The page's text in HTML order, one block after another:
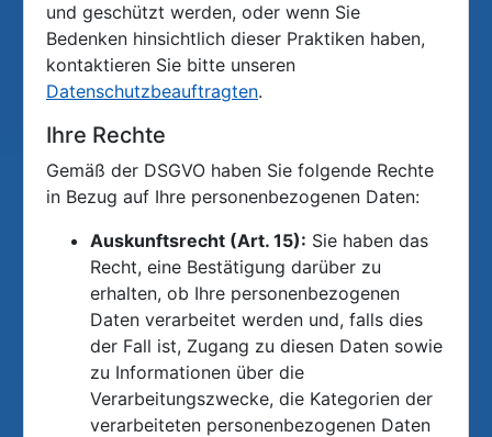
und geschützt werden, oder wenn Sie
Bedenken hinsichtlich dieser Praktiken haben,
kontaktieren Sie bitte unseren
Datenschutzbeauftragten.
Ihre Rechte
Gemäß der DSGVO haben Sie folgende Rechte
in Bezug auf Ihre personenbezogenen Daten:
Auskunftsrecht (Art. 15): Sie haben das
Recht, eine Bestätigung darüber zu
erhalten, ob Ihre personenbezogenen
Daten verarbeitet werden und, falls dies
der Fall ist, Zugang zu diesen Daten sowie
zu Informationen über die
Verarbeitungszwecke, die Kategorien der
verarbeiteten personenbezogenen Daten